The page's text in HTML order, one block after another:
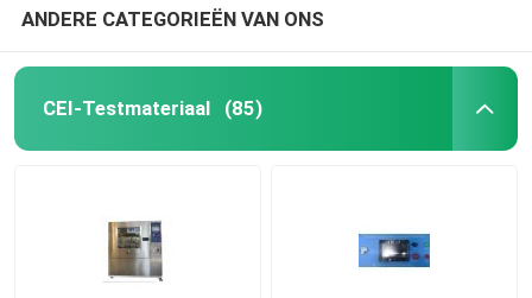
ANDERE CATEGORIEËN VAN ONS
CEI-Testmateriaal (85)